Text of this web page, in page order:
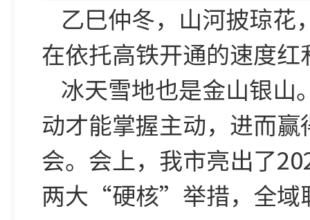
乙巳仲冬，山河披琼花
在依托高铁开通的速度
冰天雪地也是金山银山
动才能掌握主动，进而
会。会上，我市亮出了
两大“硬核”举措，全域